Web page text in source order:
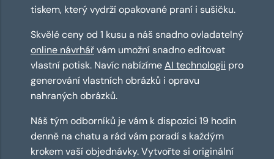
tiskem, který vydrží opakované praní i sušičku.
Skvělé ceny od 1 kusu a náš snadno ovladatelný
online návrhářvám umožní snadno editovat
vlastní potisk. Navíc nabízímeAI technologii pro
generování vlastních obrázků i opravu
nahraných obrázků.
Náš tým odborníků je vám k dispozici 19 hodin
denně na chatu a rád vám poradí s každým
krokem vaší objednávky. Vytvořte si originální